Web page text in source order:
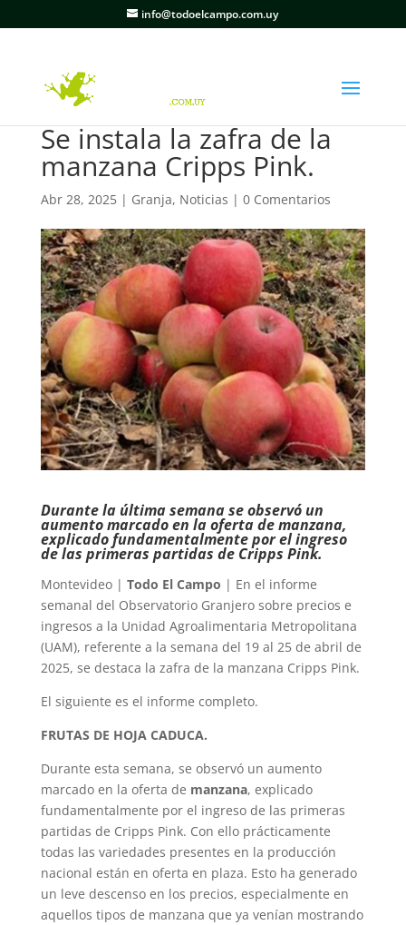
info@todoelcampo.com.uy
Se instala la zafra de la
manzana Cripps Pink.
Abr 28, 2025| Granja, Noticias | 0 Comentarios
Durante la última semana se observó un
aumento marcado en la oferta de manzana,
explicado fundamentalmente por el ingreso
de las primeras partidas de Cripps Pink.
Montevideo | Todo El Campo | En el informe
semanal del Observatorio Granjero sobre precios e
ingresos a la Unidad Agroalimentaria Metropolitana
(UAM), referente a la semana del 19 al 25 de abril de
2025, se destaca la zafra de la manzana Cripps Pink.
El siguiente es el informe completo.
FRUTAS DE HOJA CADUCA.
Durante esta semana, se observó un aumento
marcado en la oferta de manzana, explicado
fundamentalmente por el ingreso de las primeras
partidas de Cripps Pink. Con ello prácticamente
todas las variedades presentes en la producción
nacional están en oferta en plaza. Esto ha generado
un leve descenso en los precios, especialmente en
aquellos tipos de manzana que ya venían mostrando